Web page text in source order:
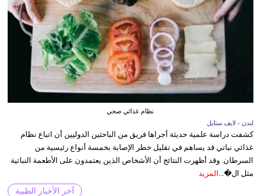
نظام غذائي صحي
لندن - لايف ستايل
كشفت دراسة علمية حديثة أجراها فريق من الباحثين الدوليين أن اتباع نظام
غذائي نباتي قد يساهم في تقليل خطر الإصابة بخمسة أنواع رئيسية من
السرطان. وقد أظهرت النتائج أن الأشخاص الذين يعتمدون على الأطعمة النباتية
مثل ال�...
المزيد
آخر الأخبار الطبية